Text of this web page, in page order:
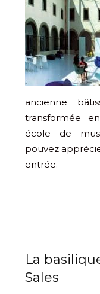
ancienne
transformée
école de
pouvez
entrée.
La
Sales